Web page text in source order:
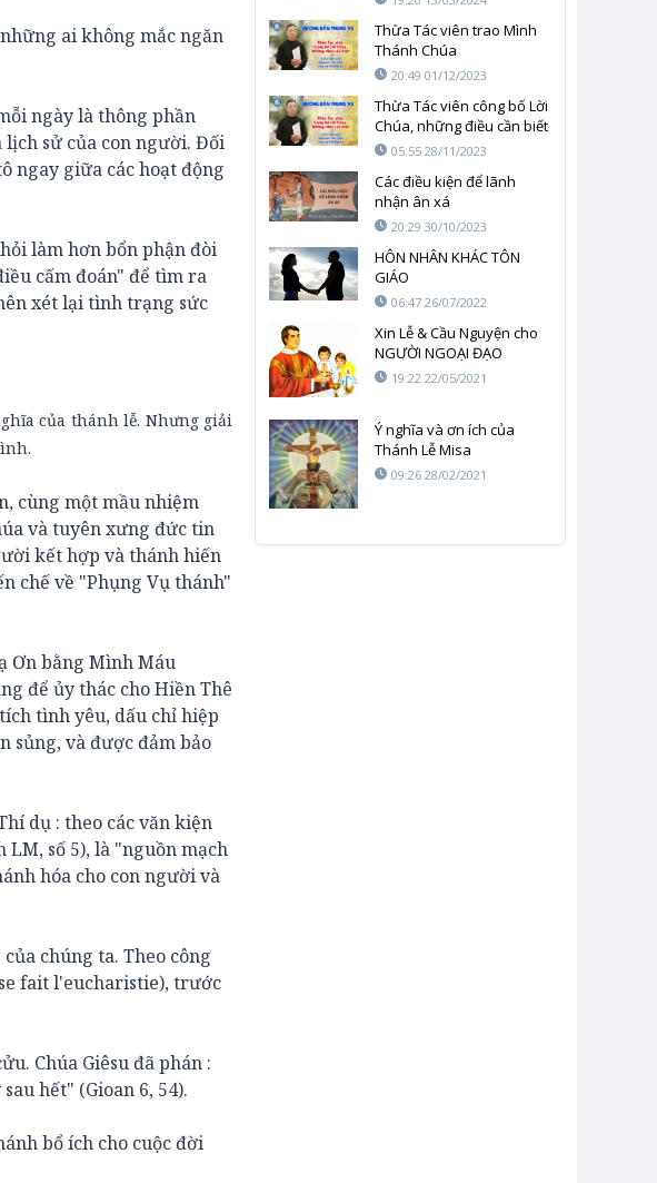
ai không mắc ngăn
ngày là thông phần
lịch sử của con người. Đối
ngay giữa các hoạt động
làm hơn bổn phận đòi
cấm đoán" để tìm ra
xét lại tình trạng sức
của thánh lễ. Nhưng giải
cùng một mầu nhiệm
và tuyên xưng đức tin
kết hợp và thánh hiến
chế về "Phụng Vụ thánh"
Ơn bằng Mình Máu
để ủy thác cho Hiền Thê
tình yêu, dấu chỉ hiệp
sủng, và được đảm bảo
dụ : theo các văn kiện
số 5), là "nguồn mạch
hóa cho con người và
chúng ta. Theo công
fait l'eucharistie), trước
Chúa Giêsu đã phán :
hết" (Gioan 6, 54).
bổ ích cho cuộc đời
Thừa Tác viên trao Mình
Thánh Chúa
20:49 01/12/2023
Thừa Tác viên công bố Lời
Chúa, những điều cần biết
05:55 28/11/2023
Các điều kiện để lãnh
nhận ân xá
20:29 30/10/2023
HÔN NHÂN KHÁC TÔN
GIÁO
06:47 26/07/2022
Xin Lễ & Cầu Nguyện cho
NGƯỜI NGOẠI ĐẠO
19:22 22/05/2021
Ý nghĩa và ơn ích của
Thánh Lễ Misa
09:26 28/02/2021